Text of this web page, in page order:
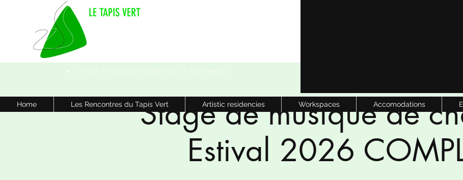
LE TAPIS VERT
Center for artistic residencies in Normandy
Home Les Rencontres du Tapis Vert Artistic residencies Workspaces Accomodations
Stage de musique de
Estival 2026